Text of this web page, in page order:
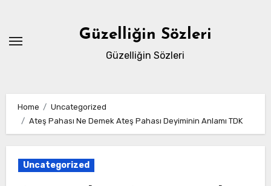
content
Güzelliğin Sözleri
Güzelliğin Sözleri
Home
Uncategorized
Ateş Pahası Ne Demek Ateş Pahası Deyiminin Anlamı TDK
Uncategorized